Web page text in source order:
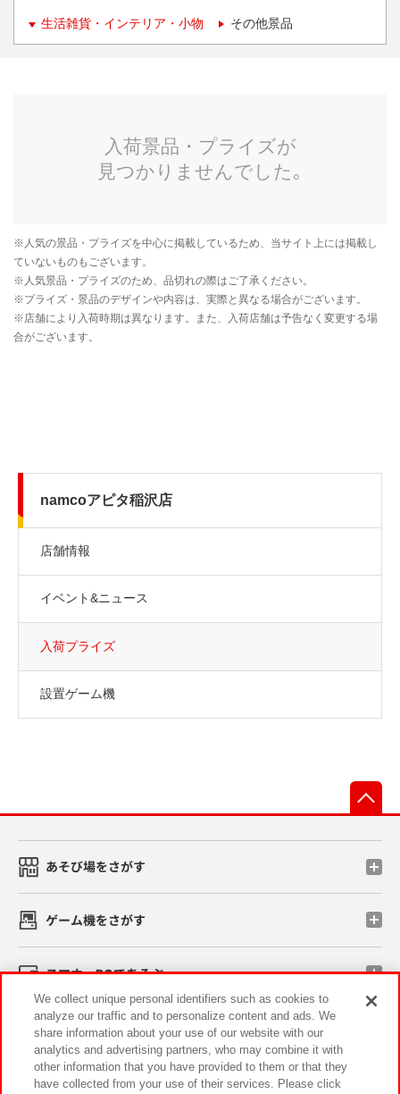
生活雑貨・インテリア・小物 その他景品
namcoアピタ稲沢店
店舗情報
イベント&ニュース
入荷プライズ
設置ゲーム機
あそび場をさがす
ゲーム機をさがす
スマホ・PCであそぶ
イベント・キャンペーン
We collect unique personal identifiers such as cookies to
analyze our traffic and to personalize content and ads. We
share information about your use of our website with our
analytics and advertising partners, who may combine it with
other information that you have provided to them or that they
have collected from your use of their services. Please click